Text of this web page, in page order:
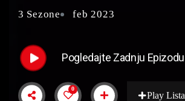
3 Sezone feb 2023
Pogledajte Zadnju Epizodu
0
Play Lista